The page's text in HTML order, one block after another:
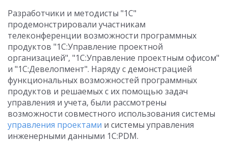
Разработчики и методисты "1С"
продемонстрировали участникам
телеконференции возможности программных
продуктов "1С:Управление проектной
организацией", "1С:Управление проектным офисом"
и "1С:Девелопмент". Наряду с демонстрацией
функциональных возможностей программных
продуктов и решаемых с их помощью задач
управления и учета, были рассмотрены
возможности совместного использования системы
управления проектами и системы управления
инженерными данными 1С:PDM.